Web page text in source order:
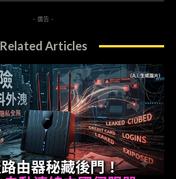
- 廣告 -
Related Articles